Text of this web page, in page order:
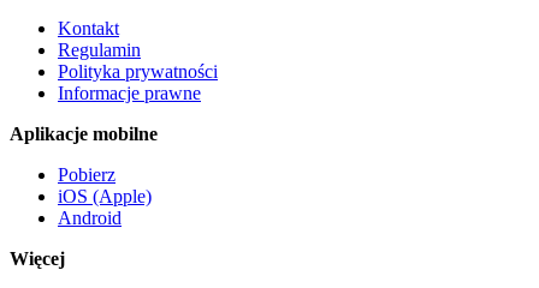
Kontakt
Regulamin
Polityka prywatności
Informacje prawne
Aplikacje mobilne
Pobierz
iOS (Apple)
Android
Więcej